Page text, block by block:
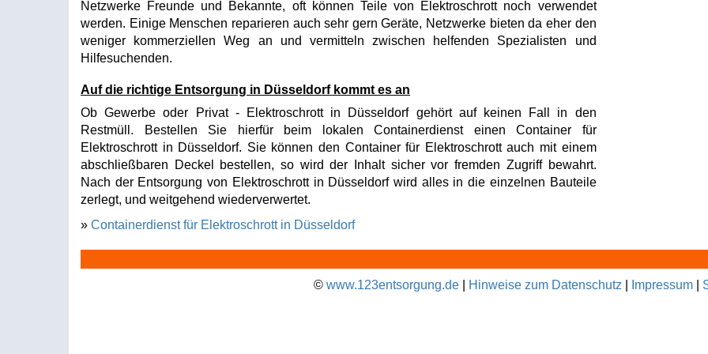
Netzwerke Freunde und Bekannte, oft können Teile von Elektroschrott noch verwendet
werden. Einige Menschen reparieren auch sehr gern Geräte, Netzwerke bieten da eher den
weniger kommerziellen Weg an und vermitteln zwischen helfenden Spezialisten und
Hilfesuchenden.
Auf die richtige Entsorgung in Düsseldorf kommt es an
Ob Gewerbe oder Privat - Elektroschrott in Düsseldorf gehört auf keinen Fall in den
Restmüll. Bestellen Sie hierfür beim lokalen Containerdienst einen Container für
Elektroschrott in Düsseldorf. Sie können den Container für Elektroschrott auch mit einem
abschließbaren Deckel bestellen, so wird der Inhalt sicher vor fremden Zugriff bewahrt.
Nach der Entsorgung von Elektroschrott in Düsseldorf wird alles in die einzelnen Bauteile
zerlegt, und weitgehend wiederverwertet.
» Containerdienst für Elektroschrott in Düsseldorf
© www.123entsorgung.de| Hinweise zum Datenschutz Impressum|